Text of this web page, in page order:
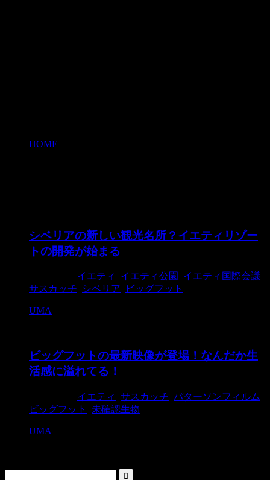
HOME
シベリアの新しい観光名所？イエティリゾー
トの開発が始まる
イエティ イエティ公園 イエティ国際会議
サスカッチ
シベリア ビッグフット
UMA
ビッグフットの最新映像が登場！なんだか生
活感に溢れてる！
イエティ サスカッチ パターソンフィルム
ビッグフット
未確認生物
UMA